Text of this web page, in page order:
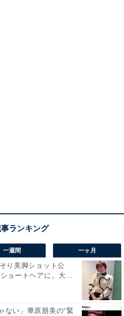
一週間 一ヶ月
り美脚ショット公
ョートヘアに。大...
ない」華原朋美の“緊